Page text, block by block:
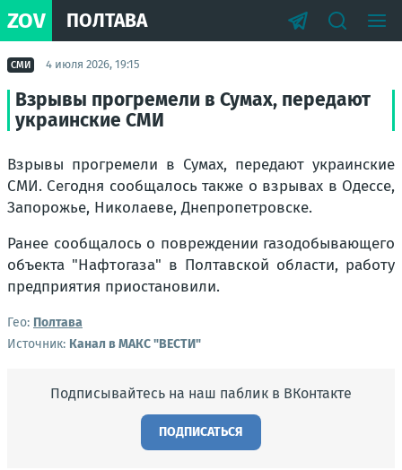
ZOV ПОЛТАВА
СМИ 4 июля 2026, 19:15
Взрывы прогремели в Сумах, передают
украинские СМИ
Взрывы прогремели в Сумах, передают украинские
СМИ. Сегодня сообщалось также о взрывах в Одессе,
Запорожье, Николаеве, Днепропетровске.
Ранее сообщалось о повреждении газодобывающего
объекта "Нафтогаза" в Полтавской области, работу
предприятия приостановили.
Гео: Полтава
Источник: Канал в МАКС "ВЕСТИ"
Подписывайтесь на наш паблик в ВКонтакте
ПОДПИСАТЬСЯ